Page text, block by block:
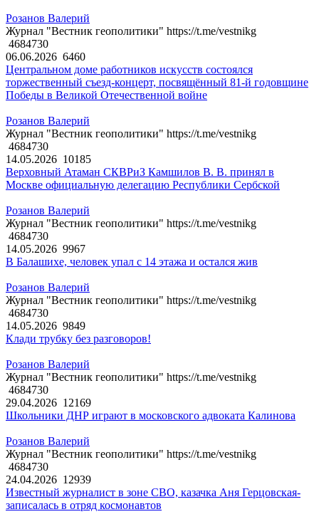
Розанов Валерий
Журнал "Вестник геополитики" https://t.me/vestnikg
4684730
06.06.2026 6460
Центральном доме работников искусств состоялся
торжественный съезд-концерт, посвящённый 81-й годовщине
Победы в Великой Отечественной войне
Розанов Валерий
Журнал "Вестник геополитики" https://t.me/vestnikg
4684730
14.05.2026 10185
Верховный Атаман СКВРиЗ Камшилов В. В. принял в
Москве официальную делегацию Республики Сербской
Розанов Валерий
Журнал "Вестник геополитики" https://t.me/vestnikg
4684730
14.05.2026 9967
В Балашихе, человек упал с 14 этажа и остался жив
Розанов Валерий
Журнал "Вестник геополитики" https://t.me/vestnikg
4684730
14.05.2026 9849
Клади трубку без разговоров!
Розанов Валерий
Журнал "Вестник геополитики" https://t.me/vestnikg
4684730
29.04.2026 12169
Школьники ДНР играют в московского адвоката Калинова
Розанов Валерий
Журнал "Вестник геополитики" https://t.me/vestnikg
4684730
24.04.2026 12939
Известный журналист в зоне СВО, казачка Аня Герцовская-
записалась в отряд космонавтов